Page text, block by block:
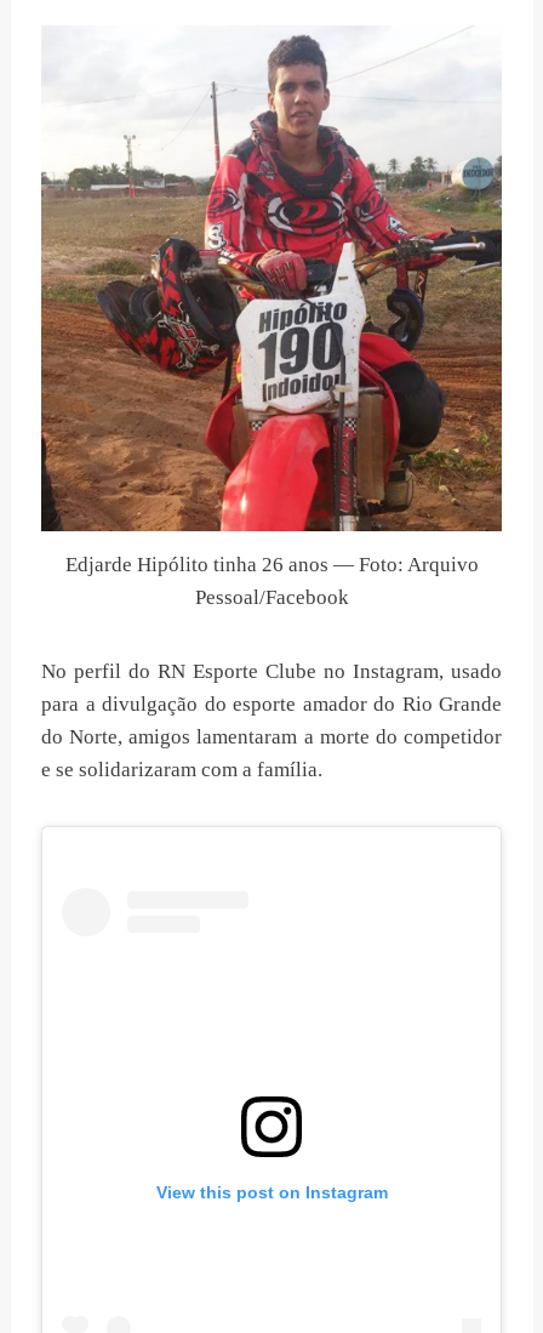
Edjarde Hipólito tinha 26 anos — Foto: Arquivo
Pessoal/Facebook
No perfil do RN Esporte Clube no Instagram, usado
para a divulgação do esporte amador do Rio Grande
do Norte, amigos lamentaram a morte do competidor
e se solidarizaram com a família.
View this post on Instagram